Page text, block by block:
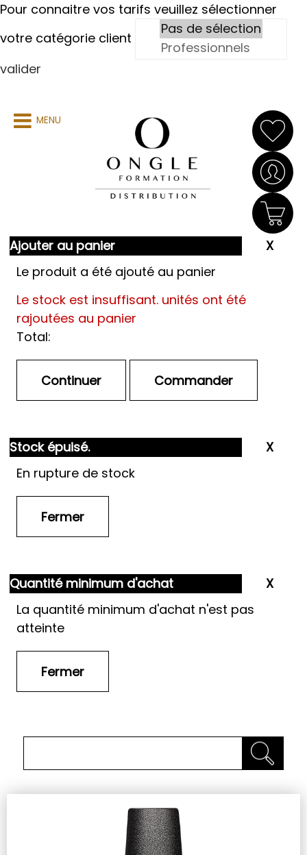
Pour connaitre vos tarifs veuillez sélectionner
votre catégorie client
valider
MENU
Ajouter au panier
Le produit a été ajouté au panier
Le stock est insuffisant. unités ont été
rajoutées au panier
Total:
Stock épuisé.
En rupture de stock
Quantité minimum d'achat
La quantité minimum d'achat n'est pas
atteinte